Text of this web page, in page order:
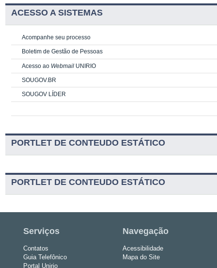
ACESSO A SISTEMAS
Acompanhe seu processo
Boletim de Gestão de Pessoas
Acesso ao Webmail UNIRIO
SOUGOV.BR
SOUGOV LÍDER
PORTLET DE CONTEUDO ESTÁTICO
PORTLET DE CONTEUDO ESTÁTICO
Serviços
Contatos
Guia Telefônico
Portal Unirio
Navegação
Acessibilidade
Mapa do Site